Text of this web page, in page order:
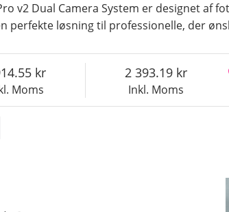
v2 Dual Camera System er designet af
perfekte løsning til professionelle, der
Moms Inkl. Moms
2 393.19